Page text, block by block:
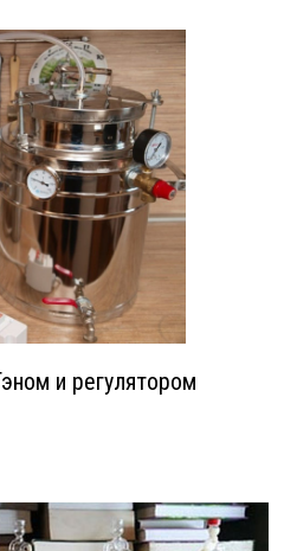
и регулятором